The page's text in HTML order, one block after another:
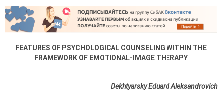
FEATURES OF PSYCHOLOGICAL COUNSELING WITHIN THE
FRAMEWORK OF EMOTIONAL-IMAGE THERAPY
Dekhtyarsky Eduard Aleksandrovich